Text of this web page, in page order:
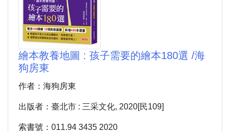
繪本教養地圖 : 孩子需要的繪本180選 /海
狗房東
作者：海狗房東
出版者：臺北市 : 三采文化, 2020[民109]
索書號：011.94 3435 2020